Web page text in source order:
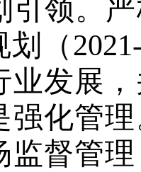
引领。
（
业发展
强化管
监督管